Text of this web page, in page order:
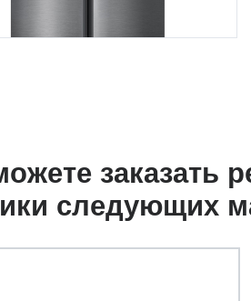
заказать
следующих